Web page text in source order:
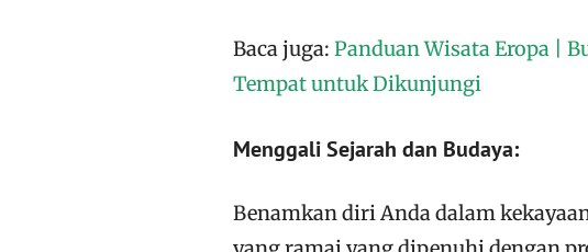
Baca juga: Panduan Wisata Eropa |
Tempat untuk Dikunjungi
Menggali Sejarah dan Budaya:
Benamkan diri Anda dalam